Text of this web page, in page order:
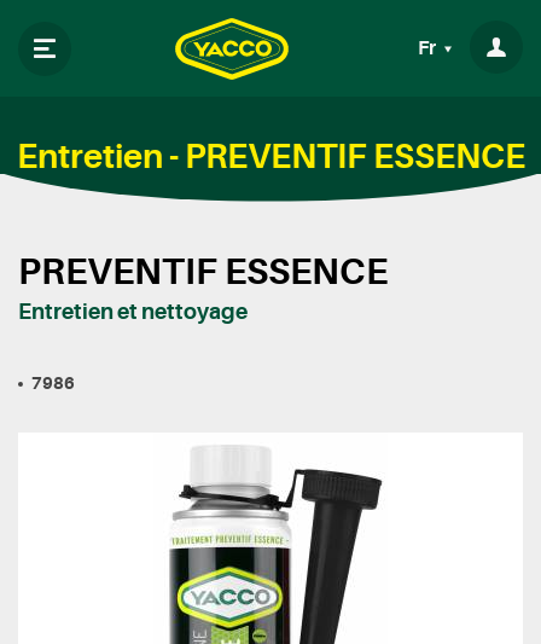
Fr
Entretien - PREVENTIF ESSENCE
PREVENTIF ESSENCE
Entretien et nettoyage
7986